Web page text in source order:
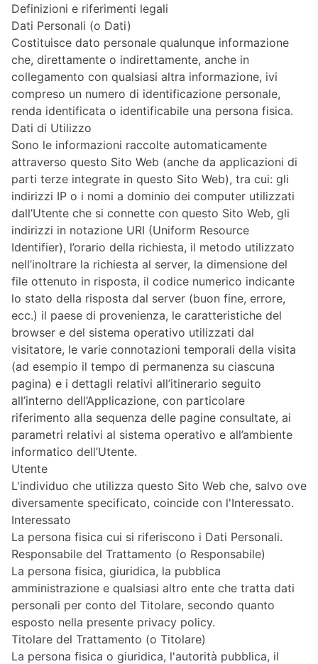
Definizioni e riferimenti legali
Dati Personali (o Dati)
Costituisce dato personale qualunque informazione
che, direttamente o indirettamente, anche in
collegamento con qualsiasi altra informazione, ivi
compreso un numero di identificazione personale,
renda identificata o identificabile una persona fisica.
Dati di Utilizzo
Sono le informazioni raccolte automaticamente
attraverso questo Sito Web (anche da applicazioni di
parti terze integrate in questo Sito Web), tra cui: gli
indirizzi IP o i nomi a dominio dei computer utilizzati
dall’Utente che si connette con questo Sito Web, gli
indirizzi in notazione URI (Uniform Resource
Identifier), l’orario della richiesta, il metodo utilizzato
nell’inoltrare la richiesta al server, la dimensione del
file ottenuto in risposta, il codice numerico indicante
lo stato della risposta dal server (buon fine, errore,
ecc.) il paese di provenienza, le caratteristiche del
browser e del sistema operativo utilizzati dal
visitatore, le varie connotazioni temporali della visita
(ad esempio il tempo di permanenza su ciascuna
pagina) e i dettagli relativi all’itinerario seguito
all’interno dell’Applicazione, con particolare
riferimento alla sequenza delle pagine consultate, ai
parametri relativi al sistema operativo e all’ambiente
informatico dell’Utente.
Utente
L'individuo che utilizza questo Sito Web che, salvo ove
diversamente specificato, coincide con l'Interessato.
Interessato
La persona fisica cui si riferiscono i Dati Personali.
Responsabile del Trattamento (o Responsabile)
La persona fisica, giuridica, la pubblica
amministrazione e qualsiasi altro ente che tratta dati
personali per conto del Titolare, secondo quanto
esposto nella presente privacy policy.
Titolare del Trattamento (o Titolare)
La persona fisica o giuridica, l'autorità pubblica, il